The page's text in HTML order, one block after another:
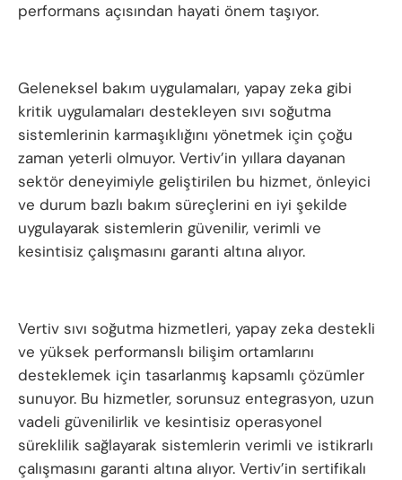
performans açısından hayati önem taşıyor.
Geleneksel bakım uygulamaları, yapay zeka gibi
kritik uygulamaları destekleyen sıvı soğutma
sistemlerinin karmaşıklığını yönetmek için çoğu
zaman yeterli olmuyor. Vertiv’in yıllara dayanan
sektör deneyimiyle geliştirilen bu hizmet, önleyici
ve durum bazlı bakım süreçlerini en iyi şekilde
uygulayarak sistemlerin güvenilir, verimli ve
kesintisiz çalışmasını garanti altına alıyor.
Vertiv sıvı soğutma hizmetleri, yapay zeka destekli
ve yüksek performanslı bilişim ortamlarını
desteklemek için tasarlanmış kapsamlı çözümler
sunuyor. Bu hizmetler, sorunsuz entegrasyon, uzun
vadeli güvenilirlik ve kesintisiz operasyonel
süreklilik sağlayarak sistemlerin verimli ve istikrarlı
çalışmasını garanti altına alıyor. Vertiv’in sertifikalı